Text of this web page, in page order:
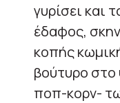
γυρίσει και
έδαφος,
κοπής
βούτυρο
ποπ-κορν-